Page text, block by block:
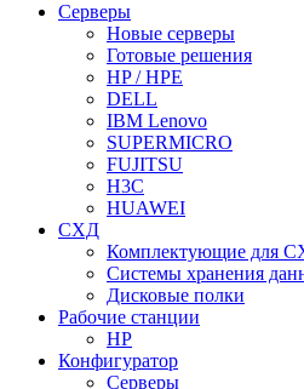
Серверы
Новые серверы
Готовые решения
HP / HPE
DELL
IBM Lenovo
SUPERMICRO
FUJITSU
H3C
HUAWEI
СХД
Комплектующие для
Системы хранения
Дисковые полки
Рабочие станции
HP
Конфигуратор
Серверы